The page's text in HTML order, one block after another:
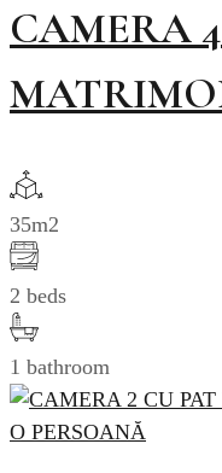
CAMERA
35m2
2 beds
1 bathroom